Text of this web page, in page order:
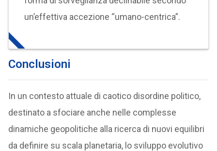
un’effettiva accezione “umano-centrica”.
Conclusioni
In un contesto attuale di caotico disordine politico,
destinato a sfociare anche nelle complesse
dinamiche geopolitiche alla ricerca di nuovi equilibri
da definire su scala planetaria, lo sviluppo evolutivo